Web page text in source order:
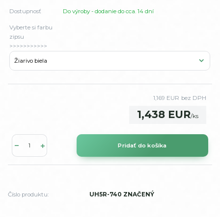
Dostupnosť Do výroby - dodanie do cca. 14 dní
Vyberte si farbu
zipsu
>>>>>>>>>>>
1,438 EUR/ks
1,169 EUR bez DPH
Pridať do košíka
Číslo produktu: UH5R-740 ZNAČENÝ